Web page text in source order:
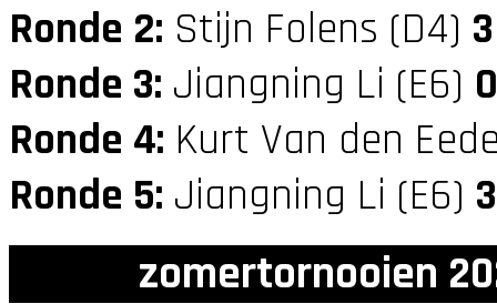
Ronde 2: Stijn Folens (D4) 3
Ronde 3: Jiangning Li (E6) 0
Ronde 4: Kurt Van den
Ronde 5: Jiangning Li (E6) 3
zomertornooien